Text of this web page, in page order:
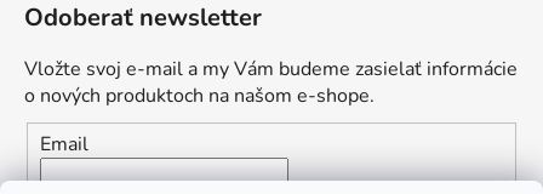
Odoberať newsletter
Vložte svoj e-mail a my Vám budeme zasielať informácie
o nových produktoch na našom e-shope.
Email